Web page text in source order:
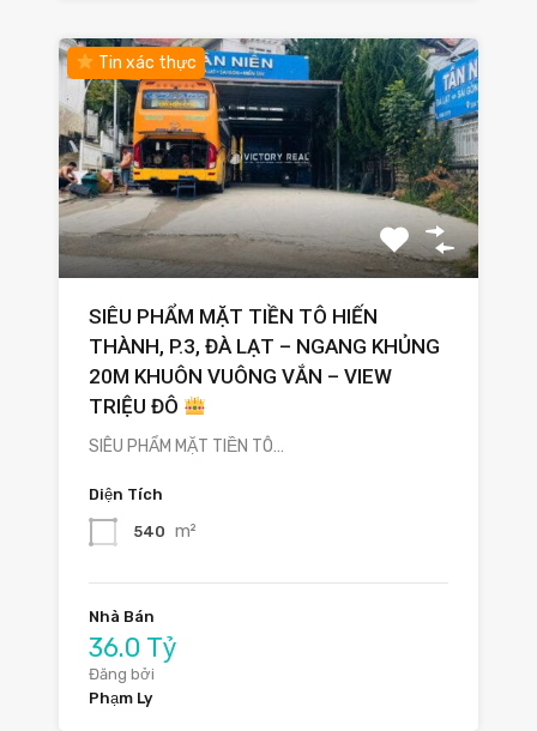
Tin xác thực
SIÊU PHẨM MẶT TIỀN TÔ HIẾN
THÀNH, P.3, ĐÀ LẠT – NGANG KHỦNG
20M KHUÔN VUÔNG VẮN – VIEW
TRIỆU ĐÔ
SIÊU PHẨM MẶT TIỀN TÔ…
Diện Tích
540 m²
Nhà Bán
36.0 Tỷ
Đăng bởi
Phạm Ly